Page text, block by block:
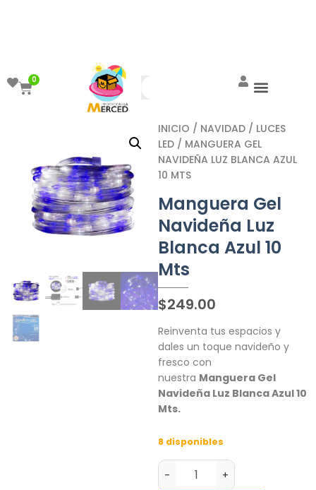
0
INICIO / NAVIDAD / LUCES
LED / MANGUERA GEL
NAVIDEÑA LUZ BLANCA AZUL
10 MTS
Manguera Gel
Navideña Luz
Blanca Azul 10
Mts
$249.00
Reinventa tus espacios y
dales un toque navideño y
fresco con
nuestra Manguera Gel
Navideña Luz Blanca Azul 10
Mts.
8 disponibles
- +